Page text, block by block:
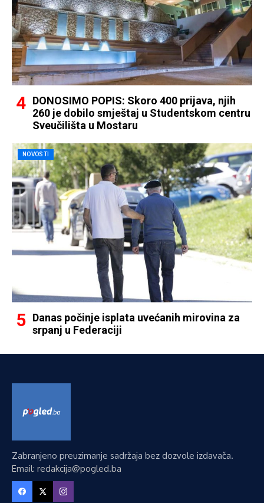
DONOSIMO POPIS: Skoro 400 prijava, njih
260 je dobilo smještaj u Studentskom centru
Sveučilišta u Mostaru
NOVOSTI
Danas počinje isplata uvećanih mirovina za
srpanj u Federaciji
Zabranjeno preuzimanje sadržaja bez dozvole izdavača.
Email: redakcija@pogled.ba